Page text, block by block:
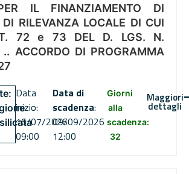
IL FINANZIAMENTO DI
DI RILEVANZA LOCALE DI CUI
72 e 73 DEL D. LGS. N.
ACCORDO DI PROGRAMMA
Data
inizio:
16/07/2026
09:00
Data di
scadenza:
09/09/2026
12:00
Giorni
alla
scadenza:
32
Maggiori
dettagli